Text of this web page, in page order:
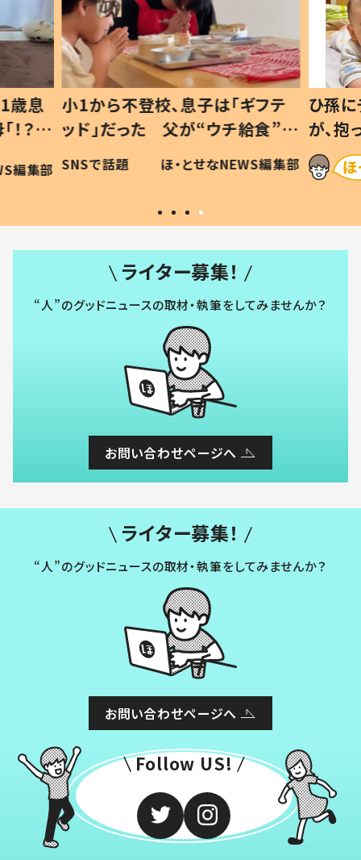
歳息
？」
編集部
小1から不登校、息子は「ギフテ
ッド」だった 父が“ウチ給食”を
作り続ける理由とは #令和の親
#令和の子
SNSで話題 ほ・とせなNEWS編集部
ひ孫
が、
「涙が
い」
ライター募集！
“人”のグッドニュースの取材・執筆をしてみませんか？
お問い合わせページへ
ライター募集！
“人”のグッドニュースの取材・執筆をしてみませんか？
お問い合わせページへ
Follow US!